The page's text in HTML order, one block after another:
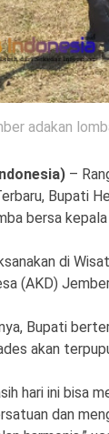
adakan
–
Bupati
bersa
di
(AKD)
Bupati
akan
hari ini bisa
dan